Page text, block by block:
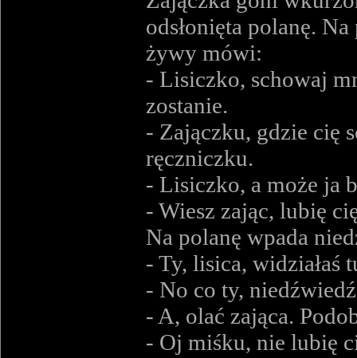
odsłonięta polanę.
żywy mówi:
- Lisiczko, schowaj
zostanie.
- Zajączku, gdzie cię
ręczniczku.
- Lisiczko, a może ja
- Wiesz zając, lubię
Na polanę wpada
- Ty, lisica, widziałaś
- No co ty,
- A, olać zająca.
- Oj miśku, nie lubię